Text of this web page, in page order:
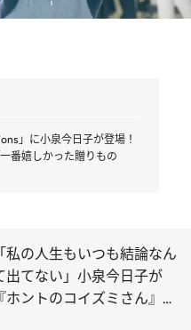
」に小泉今日子が登場！
番嬉しかった贈りもの
「私の人生もいつも結論なん
出てない」小泉今日子が
『ホントのコイズミさん』で